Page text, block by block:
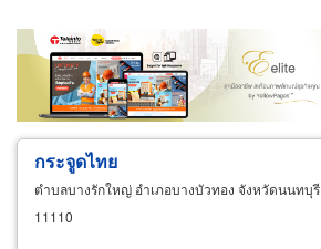
ขายส่ง ขายปลีก ผู้ผลิต
ผู้ส่งออก/นำเข้า
ธุรกิจบริการ
กระจูดไทย
ตำบลบางรักใหญ่ อำเภอบางบัวทอง จังหวัดนนทบุรี
11110